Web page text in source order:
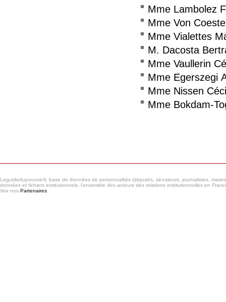
Mme Lambolez
Mme Von
Mme Vialettes
M. Dacosta
Mme Vaullerin
Mme Egerszegi
Mme Nissen
Mme Bokdam-
Leguidedupouvoir.fr, base de données de personnalités (députés, sénateurs, journalistes,
données et fichiers institutionnels, l'ensemble des acteurs des relations institutionnelles en
Voir nos Partenaires